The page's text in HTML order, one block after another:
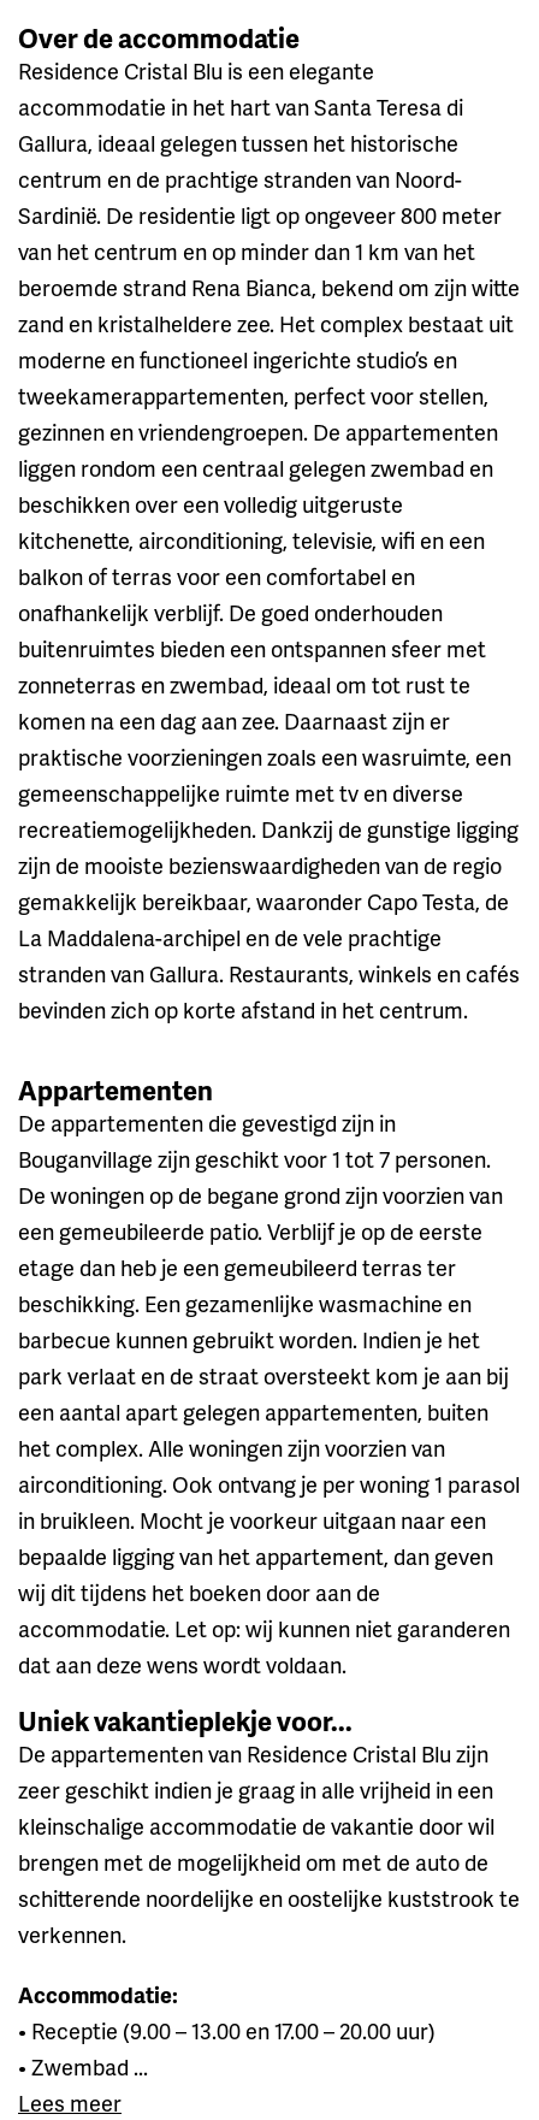
Over de accommodatie
Residence Cristal Blu is een elegante
accommodatie in het hart van Santa Teresa di
Gallura, ideaal gelegen tussen het historische
centrum en de prachtige stranden van Noord-
Sardinië. De residentie ligt op ongeveer 800 meter
van het centrum en op minder dan 1 km van het
beroemde strand Rena Bianca, bekend om zijn witte
zand en kristalheldere zee. Het complex bestaat uit
moderne en functioneel ingerichte studio’s en
tweekamerappartementen, perfect voor stellen,
gezinnen en vriendengroepen. De appartementen
liggen rondom een centraal gelegen zwembad en
beschikken over een volledig uitgeruste
kitchenette, airconditioning, televisie, wifi en een
balkon of terras voor een comfortabel en
onafhankelijk verblijf. De goed onderhouden
buitenruimtes bieden een ontspannen sfeer met
zonneterras en zwembad, ideaal om tot rust te
komen na een dag aan zee. Daarnaast zijn er
praktische voorzieningen zoals een wasruimte, een
gemeenschappelijke ruimte met tv en diverse
recreatiemogelijkheden. Dankzij de gunstige ligging
zijn de mooiste bezienswaardigheden van de regio
gemakkelijk bereikbaar, waaronder Capo Testa, de
La Maddalena-archipel en de vele prachtige
stranden van Gallura. Restaurants, winkels en cafés
bevinden zich op korte afstand in het centrum.
Appartementen
De appartementen die gevestigd zijn in
Bouganvillage zijn geschikt voor 1 tot 7 personen.
De woningen op de begane grond zijn voorzien van
een gemeubileerde patio. Verblijf je op de eerste
etage dan heb je een gemeubileerd terras ter
beschikking. Een gezamenlijke wasmachine en
barbecue kunnen gebruikt worden. Indien je het
park verlaat en de straat oversteekt kom je aan bij
een aantal apart gelegen appartementen, buiten
het complex. Alle woningen zijn voorzien van
airconditioning. Ook ontvang je per woning 1 parasol
in bruikleen. Mocht je voorkeur uitgaan naar een
bepaalde ligging van het appartement, dan geven
wij dit tijdens het boeken door aan de
accommodatie. Let op: wij kunnen niet garanderen
dat aan deze wens wordt voldaan.
Uniek vakantieplekje voor...
De appartementen van Residence Cristal Blu zijn
zeer geschikt indien je graag in alle vrijheid in een
kleinschalige accommodatie de vakantie door wil
brengen met de mogelijkheid om met de auto de
schitterende noordelijke en oostelijke kuststrook te
verkennen.
Accommodatie:
• Receptie (9.00 – 13.00 en 17.00 – 20.00 uur)
• Zwembad ...
Lees meer